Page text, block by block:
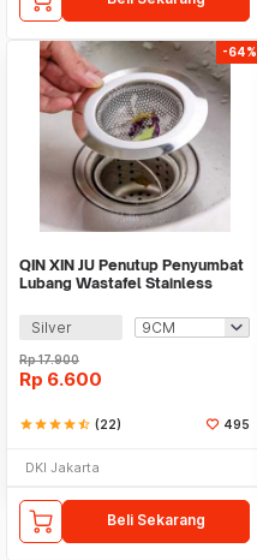
-64%
QIN XIN JU Penutup Penyumbat
Lubang Wastafel Stainless
Silver
Rp17.900
Rp 6.600
starstarstarstarstar_half (22) 495
DKI Jakarta
Beli Sekarang